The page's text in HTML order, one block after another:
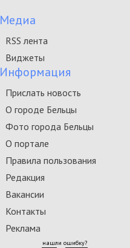
Медиа
RSS лента
Виджеты
Информация
Прислать новость
О городе Бельцы
Фото города Бельцы
О портале
Правила пользования
Редакция
Вакансии
Контакты
Реклама
нашли ошибку?